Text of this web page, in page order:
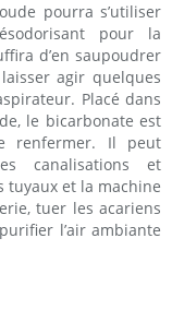
pourra s’utiliser
pour la
d’en saupoudrer
agir quelques
Placé dans
le bicarbonate est
renfermer. Il peut
canalisations et
tuyaux et la machine
tuer les acariens
l’air ambiante